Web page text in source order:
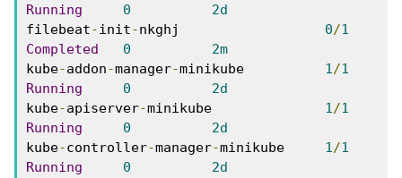
Running
0
2d
filebeat-init-nkghj 0/1
Completed
0
2m
kube-addon-manager-minikube 1/1
Running
0
2d
kube-apiserver-minikube 1/1
Running
0
2d
kube-controller-manager-minikube 1/1
Running
0
2d